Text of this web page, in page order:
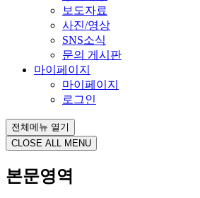
보도자료
사진/영상
SNS소식
문의 게시판
마이페이지
마이페이지
로그인
전체메뉴 열기
CLOSE ALL MENU
본문영역